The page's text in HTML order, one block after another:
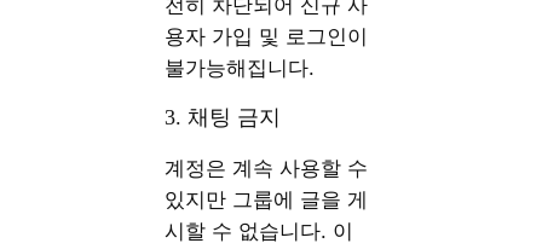
용자 가입 및 로그인이
불가능해집니다.
3. 채팅 금지
계정은 계속 사용할 수
있지만 그룹에 글을 게
시할 수 없습니다. 이